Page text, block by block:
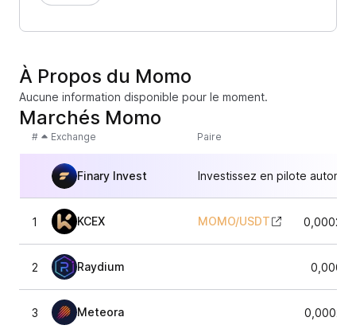
À Propos du Momo
Aucune information disponible pour le moment.
Marchés Momo
# Exchange Paire
Finary Invest Investissez en pilote
1 KCEX MOMO/USDT
2 Raydium
3 Meteora